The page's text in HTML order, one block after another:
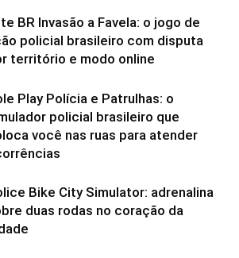
BR Invasão a Favela: o jogo de
policial brasileiro com disputa
território e modo online
Play Polícia e Patrulhas: o
policial brasileiro que
você nas ruas para atender
Bike City Simulator: adrenalina
duas rodas no coração da